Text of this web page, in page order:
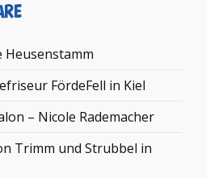
Heusenstamm
FördeFell in Kiel
– Nicole Rademacher
Trimm und Strubbel in